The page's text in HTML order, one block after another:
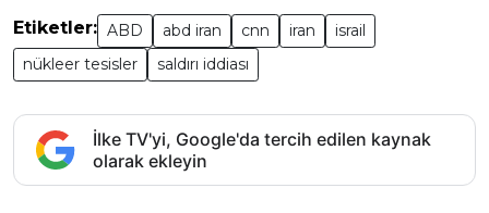
Etiketler: ABD abd iran cnn iran
israil
nükleer tesisler
saldırı iddiası
İlke TV'yi, Google'da tercih edilen kaynak
olarak ekleyin